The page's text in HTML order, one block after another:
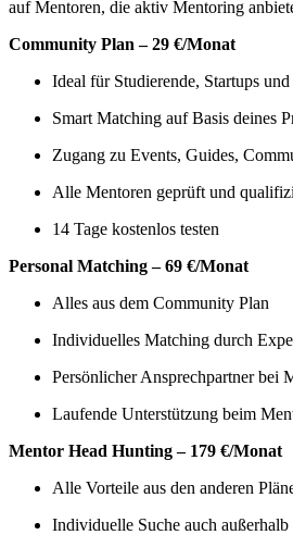
auf Mentoren, die aktiv Mentoring
Community Plan – 29 €/Monat
Ideal für Studierende, Startups
Smart Matching auf Basis deines
Zugang zu Events, Guides,
Alle Mentoren geprüft und
14 Tage kostenlos testen
Personal Matching – 69 €/Monat
Alles aus dem Community Plan
Individuelles Matching durch
Persönlicher Ansprechpartner bei
Laufende Unterstützung beim
Mentor Head Hunting – 179 €/Monat
Alle Vorteile aus den anderen
Individuelle Suche auch